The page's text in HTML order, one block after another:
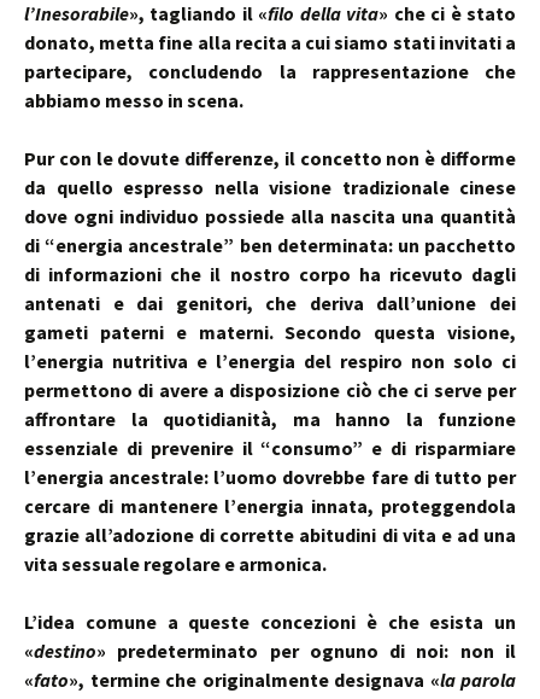
l’Inesorabile», tagliando il «filo della vita» che ci è stato
donato, metta fine alla recita a cui siamo stati invitati a
partecipare, concludendo la rappresentazione che
abbiamo messo in scena.
Pur con le dovute differenze, il concetto non è difforme
da quello espresso nella visione tradizionale cinese
dove ogni individuo possiede alla nascita una quantità
di “energia ancestrale” ben determinata: un pacchetto
di informazioni che il nostro corpo ha ricevuto dagli
antenati e dai genitori, che deriva dall’unione dei
gameti paterni e materni. Secondo questa visione,
l’energia nutritiva e l’energia del respiro non solo ci
permettono di avere a disposizione ciò che ci serve per
affrontare la quotidianità, ma hanno la funzione
essenziale di prevenire il “consumo” e di risparmiare
l’energia ancestrale: l’uomo dovrebbe fare di tutto per
cercare di mantenere l’energia innata, proteggendola
grazie all’adozione di corrette abitudini di vita e ad una
vita sessuale regolare e armonica.
L’idea comune a queste concezioni è che esista un
«destino» predeterminato per ognuno di noi: non il
«fato», termine che originalmente designava «la parola